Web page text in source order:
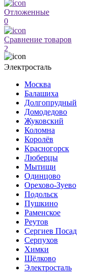
Отложенные
0
Сравнение товаров
2
Электросталь
Москва
Балашиха
Долгопрудный
Домодедово
Жуковский
Коломна
Королёв
Красногорск
Люберцы
Мытищи
Одинцово
Орехово-Зуево
Подольск
Пушкино
Раменское
Реутов
Сергиев Посад
Серпухов
Химки
Щёлково
Электросталь